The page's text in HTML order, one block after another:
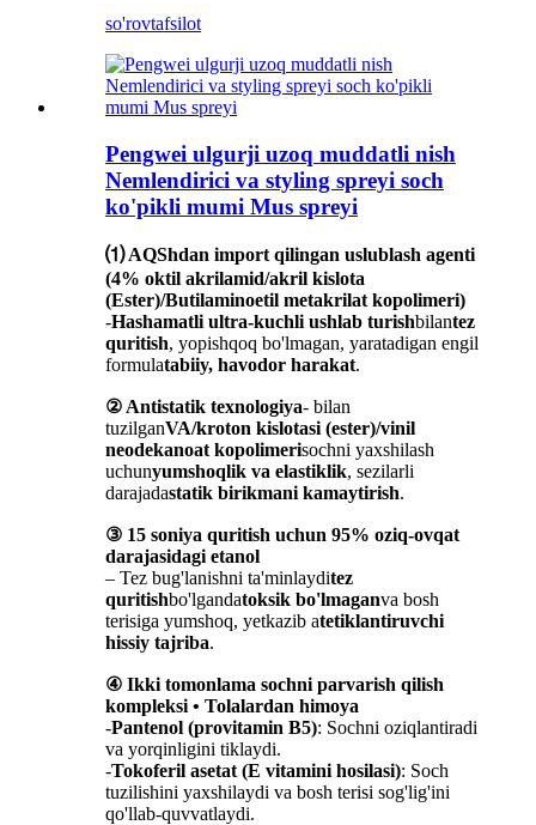
so'rovtafsilot
Pengwei ulgurji uzoq muddatli nish
Nemlendirici va styling spreyi soch
ko'pikli mumi Mus spreyi
⑴ AQShdan import qilingan uslublash agenti
(4% oktil akrilamid/akril kislota
(Ester)/Butilaminoetil metakrilat kopolimeri)
-Hashamatli ultra-kuchli ushlab turishbilantez
quritish, yopishqoq bo'lmagan, yaratadigan engil
formulatabiiy, havodor harakat.
② Antistatik texnologiya- bilan
tuzilganVA/kroton kislotasi (ester)/vinil
neodekanoat kopolimerisochni yaxshilash
uchunyumshoqlik va elastiklik, sezilarli
darajadastatik birikmani kamaytirish.
③ 15 soniya quritish uchun 95% oziq-ovqat
darajasidagi etanol
– Tez bug'lanishni ta'minlayditez
quritishbo'lgandatoksik bo'lmaganva bosh
terisiga yumshoq, yetkazib atetiklantiruvchi
hissiy tajriba.
④ Ikki tomonlama sochni parvarish qilish
kompleksi • Tolalardan himoya
-Pantenol (provitamin B5): Sochni oziqlantiradi
va yorqinligini tiklaydi.
-Tokoferil asetat (E vitamini hosilasi): Soch
tuzilishini yaxshilaydi va bosh terisi sog'lig'ini
qo'llab-quvvatlaydi.